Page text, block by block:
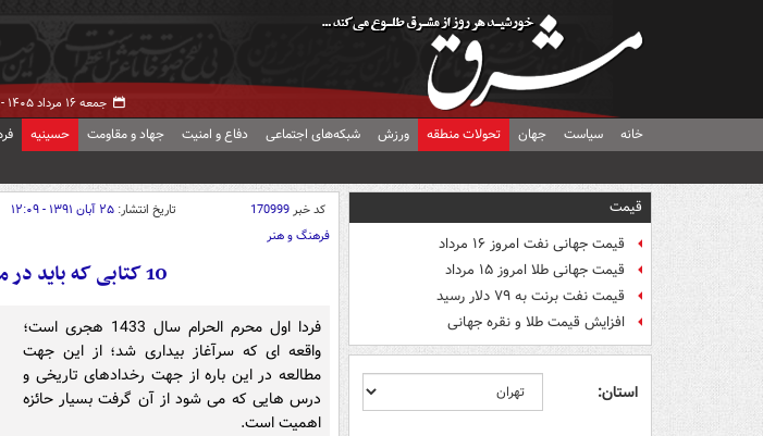
جمعه ۱۶ مرداد ۱۴۰۵ -
خانه سیاست جهان تحولات منطقه ورزش شبکه‌های اجتماعی دفاع و امنیت جهاد و مقاومت حسینیه
قیمت
قیمت جهانی نفت امروز ۱۶ مرداد
قیمت جهانی طلا امروز ۱۵ مرداد
قیمت نفت برنت به ۷۹ دلار رسید
افزایش قیمت طلا و نقره جهانی
استان:
کد خبر170999 تاریخ انتشار: ۲۵ آبان ۱۳۹۱ - ۱۲:۰۹
فرهنگ و هنر
10 کتابی که باید در محرم بخوانیم
فردا اول محرم الحرام سال 1433 هجری است؛
واقعه ای که سرآغاز بیداری شد؛ از این جهت
مطالعه در این باره از جهت رخدادهای تاریخی و
درس هایی که می شود از آن گرفت بسیار حائزه
اهمیت است.